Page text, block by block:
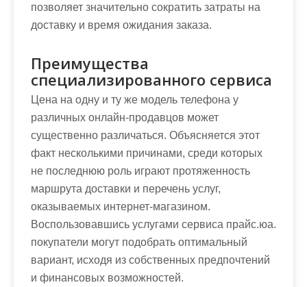
позволяет значительно сократить затраты на
доставку и время ожидания заказа.
Преимущества
специализированного сервиса
Цена на одну и ту же модель телефона у
различных онлайн-продавцов может
существенно различаться. Объясняется этот
факт несколькими причинами, среди которых
не последнюю роль играют протяженность
маршрута доставки и перечень услуг,
оказываемых интернет-магазином.
Воспользовавшись услугами сервиса прайс.юа.
покупатели могут подобрать оптимальный
вариант, исходя из собственных предпочтений
и финансовых возможностей.